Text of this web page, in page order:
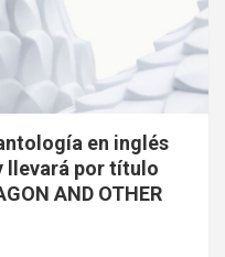
en inglés
llevará por título
AND OTHER